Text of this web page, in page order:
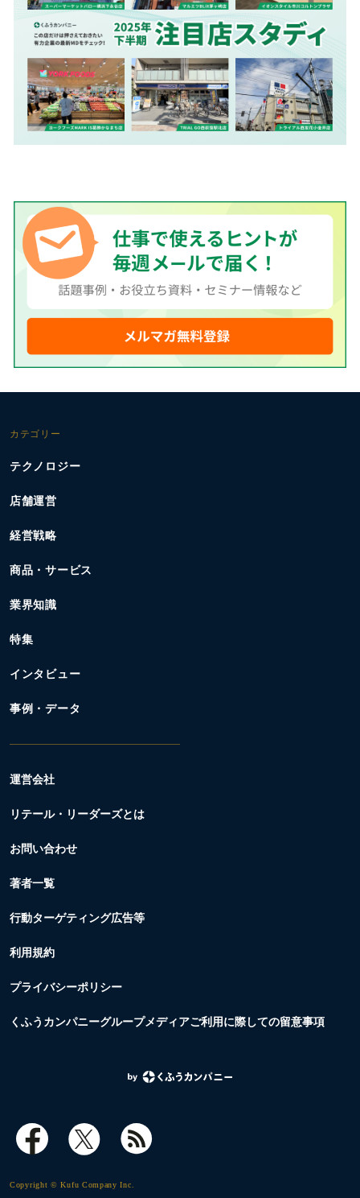
カテゴリー
テクノロジー
店舗運営
経営戦略
商品・サービス
業界知識
特集
インタビュー
事例・データ
運営会社
リテール・リーダーズとは
お問い合わせ
著者一覧
行動ターゲティング広告等
利用規約
プライバシーポリシー
くふうカンパニーグループメディアご利用に際しての留意事項
Copyright © Kufu Company Inc.